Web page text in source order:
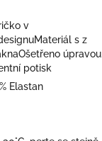
v
s z
úpravou
potisk
Elastan